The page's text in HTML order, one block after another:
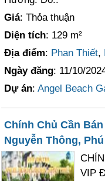
Giá: Thỏa thuận
Diện tích: 129 m²
Địa điểm: Phan Thiết,
Ngày đăng: 11/10/
Dự án:Angel Beach
Chính Chủ Cần
Nguyễn Thông,
VIP